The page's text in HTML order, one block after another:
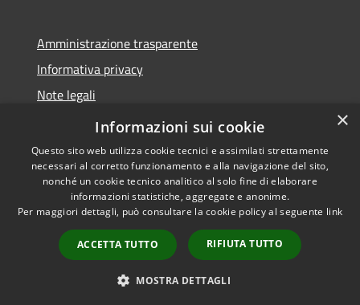
Amministrazione trasparente
Informativa privacy
Note legali
Dichiarazione di accessibilità
Accessibilità
Copyright © 2026 • Comune di
Isola del Cantone • Powered by
Municipium•
Accesso
redazione
×
Informazioni sui cookie
Questo sito web utilizza cookie tecnici e assimilati strettamente
necessari al corretto funzionamento e alla navigazione del sito,
nonché un cookie tecnico analitico al solo fine di elaborare
informazioni statistiche, aggregate e anonime.
Per maggiori dettagli, può consultare la cookie policy al seguente link
ACCETTA TUTTO RIFIUTA TUTTO
MOSTRA DETTAGLI